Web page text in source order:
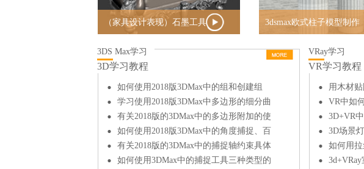
（家具设计表现）石墨工具
欧式双人沙发建模
3dsmax欧式柱子模型制作
3DS Max学习
3D学习教程
如何使用2018版3DMax中的组和创建组
学习使用2018版3DMax中多边形的细分曲
面功能
有关2018版的3DMax中的多边形附加的使
用方法
如何使用2018版3DMax中的角度捕捉、百
分比捕捉和微调器捕捉
有关2018版的3DMax中的捕捉轴约束具体
操作方法
如何使用3DMax中的捕捉工具三种类型的
VRay学习
VR学习教程
用木材
不锈钢
VR中如
糙的金
3D+VR
拉丝不
3D场景
原因
如何用
材质？